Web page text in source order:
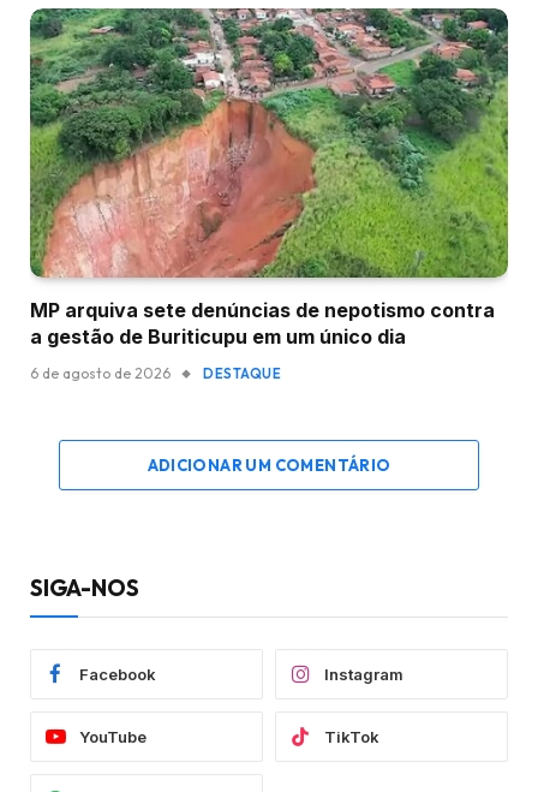
MP arquiva sete denúncias de nepotismo contra
a gestão de Buriticupu em um único dia
6 de agosto de 2026 DESTAQUE
ADICIONAR UM COMENTÁRIO
SIGA-NOS
Facebook Instagram
YouTube TikTok